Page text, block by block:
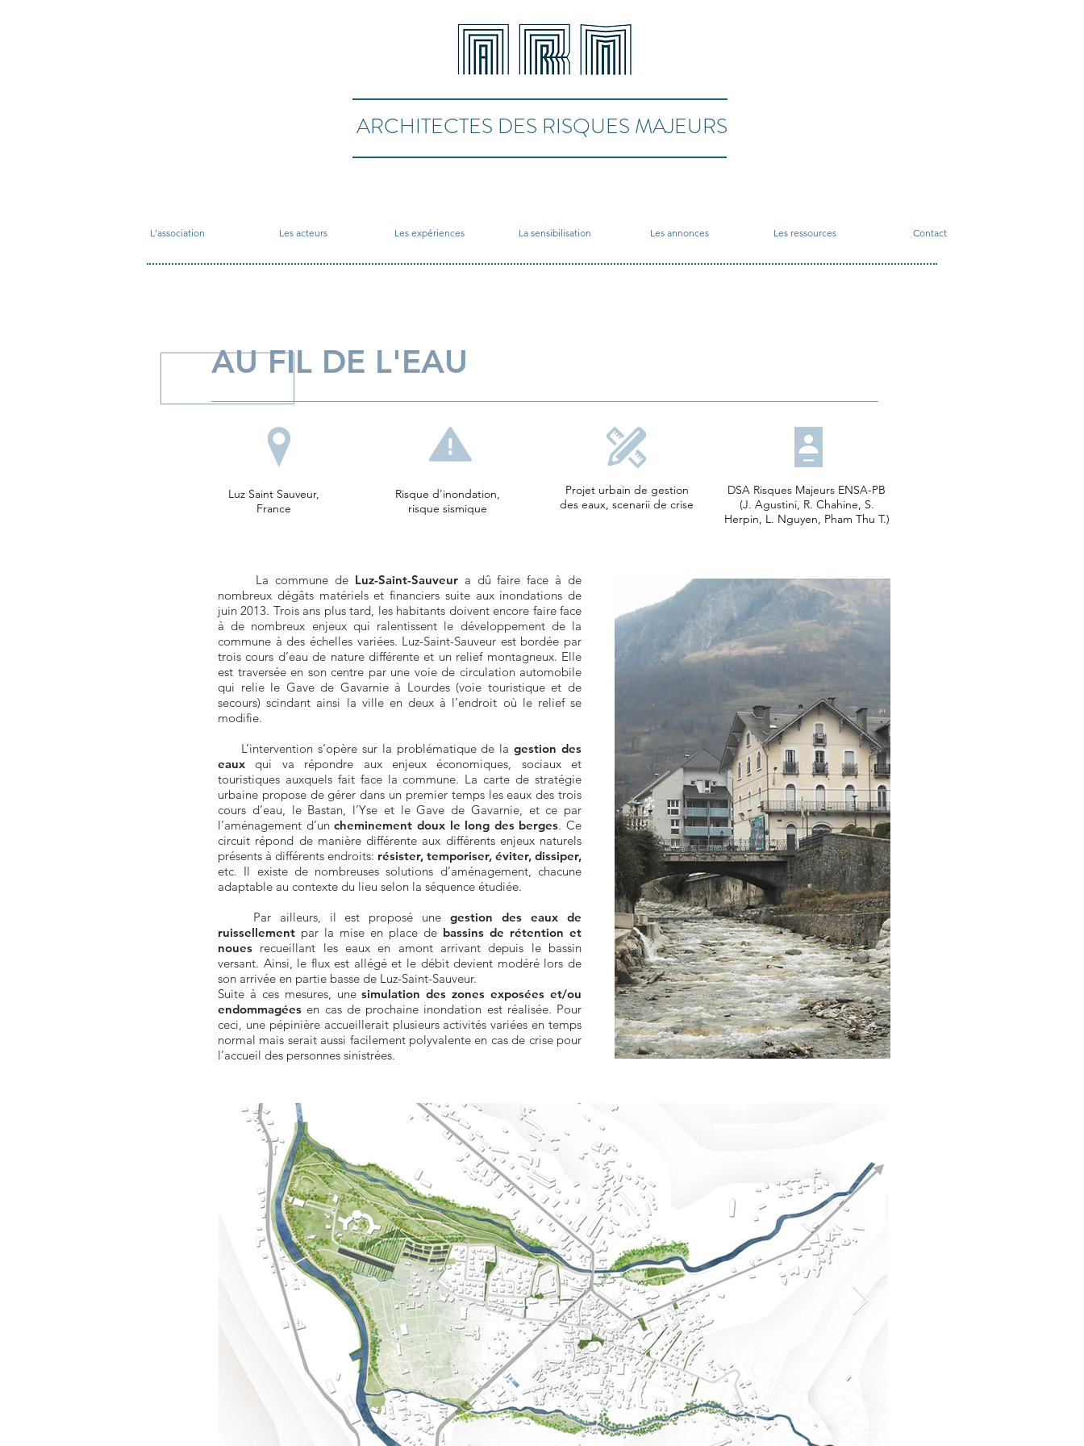
ARCHITECTES DES RISQUES MAJEURS
L'association Les acteurs Les expériences La sensibilisation Les annonces Les ressources Contact
AU FIL DE L'EAU
Luz Saint Sauveur,
France
Risque d'inondation,
risque sismique
Projet urbain de gestion
des eaux, scenarii de crise
DSA Risques Majeurs ENSA-PB
(J. Agustini, R. Chahine, S.
Herpin, L. Nguyen, Pham Thu T.)
La commune de Luz-Saint-Sauveura dû faire face à de
nombreux dégâts matériels et financiers suite aux inondations de
juin 2013. Trois ans plus tard, les habitants doivent encore faire face
à de nombreux enjeux qui ralentissent le développement de la
commune à des échelles variées. Luz-Saint-Sauveur est bordée par
trois cours d’eau de nature différente et un relief montagneux. Elle
est traversée en son centre par une voie de circulation automobile
qui relie le Gave de Gavarnie à Lourdes (voie touristique et de
secours) scindant ainsi la ville en deux à l’endroit où le relief se
modifie.
L’intervention s’opère sur la problématique de lagestion des
eaux qui va répondre aux enjeux économiques, sociaux et
touristiques auxquels fait face la commune. La carte de stratégie
urbaine propose de gérer dans un premier temps les eaux des trois
cours d’eau, le Bastan, l’Yse et le Gave de Gavarnie, et ce par
l’aménagement d’uncheminement doux le long des berges. Ce
circuit répond de manière différente aux différents enjeux naturels
présents à différents endroits: résister, temporiser, éviter, dissiper,
etc. Il existe de nombreuses solutions d’aménagement, chacune
adaptable au contexte du lieu selon la séquence étudiée.
Par ailleurs, il est proposé unegestion des eaux de
ruissellement par la mise en place de bassins de rétention et
noues recueillant les eaux en amont arrivant depuis le bassin
versant. Ainsi, le flux est allégé et le débit devient modéré lors de
son arrivée en partie basse de Luz-Saint-Sauveur.
Suite à ces mesures, unesimulation des zones exposées et/ou
endommagées en cas de prochaine inondation est réalisée. Pour
ceci, une pépinière accueillerait plusieurs activités variées en temps
normal mais serait aussi facilement polyvalente en cas de crise pour
l’accueil des personnes sinistrées.